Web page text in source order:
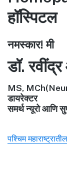
हॉस्पिटल
नमस्कार! मी
डॉ.
MS,
डायरेक्टर
समर्थ न्यूरो आणि
पश्चिम